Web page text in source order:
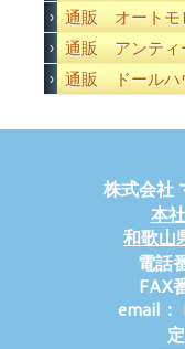
通販 オートモ
通販 アンティ
通販 ドールハ
株式会社
本
和歌山
電話
FAX
email